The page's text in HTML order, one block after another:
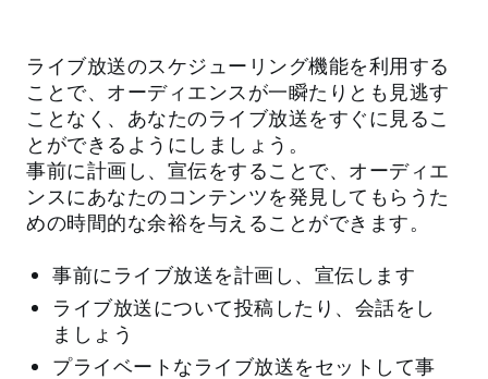
ライブ放送のスケジューリング機能を利用する
ことで、オーディエンスが一瞬たりとも見逃す
ことなく、あなたのライブ放送をすぐに見るこ
とができるようにしましょう。
事前に計画し、宣伝をすることで、オーディエ
ンスにあなたのコンテンツを発見してもらうた
めの時間的な余裕を与えることができます。
事前にライブ放送を計画し、宣伝します
ライブ放送について投稿したり、会話をし
ましょう
プライベートなライブ放送をセットして事